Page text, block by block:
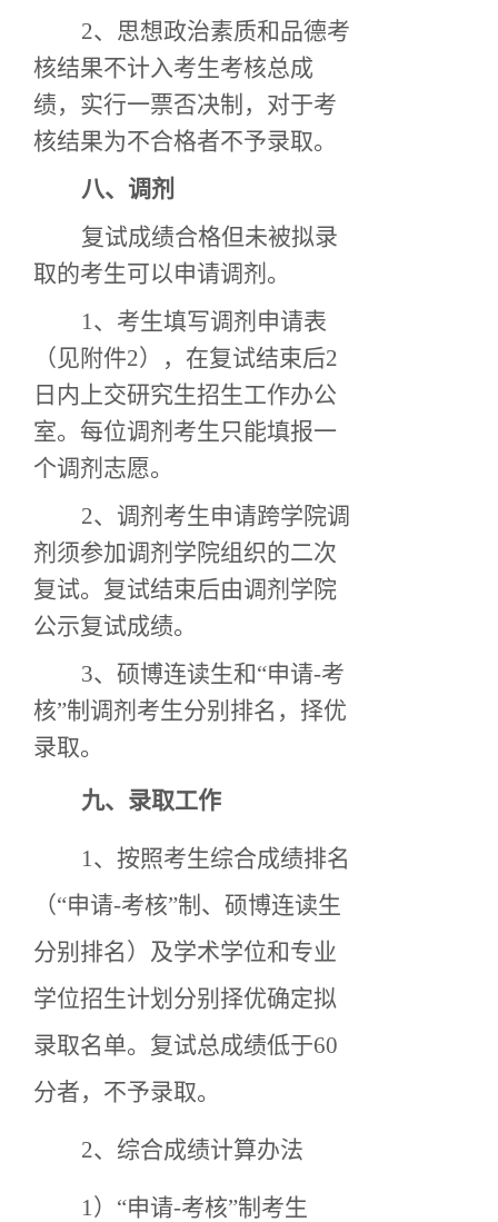
2、思想政治素质和品德考
核结果不计入考生考核总成
绩，实行一票否决制，对于考
核结果为不合格者不予录取。
八、调剂
复试成绩合格但未被拟录
取的考生可以申请调剂。
1、考生填写调剂申请表
（见附件2），在复试结束后2
日内上交研究生招生工作办公
室。每位调剂考生只能填报一
个调剂志愿。
2、调剂考生申请跨学院调
剂须参加调剂学院组织的二次
复试。复试结束后由调剂学院
公示复试成绩。
3、硕博连读生和“申请-考
核”制调剂考生分别排名，择优
录取。
九、录取工作
1、按照考生综合成绩排名
（“申请-考核”制、硕博连读生
分别排名）及学术学位和专业
学位招生计划分别择优确定拟
录取名单。复试总成绩低于60
分者，不予录取。
2、综合成绩计算办法
1）“申请-考核”制考生